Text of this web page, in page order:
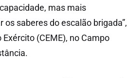
mas mais
saberes do escalão brigada”,
(CEME), no Campo